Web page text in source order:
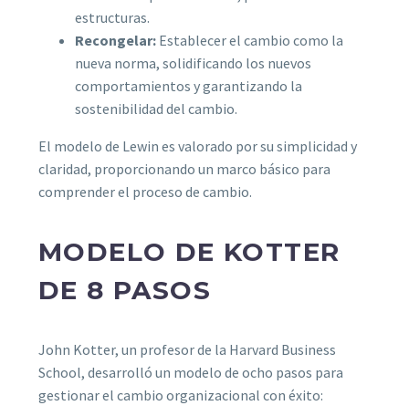
estructuras.
Recongelar: Establecer el cambio como la
nueva norma, solidificando los nuevos
comportamientos y garantizando la
sostenibilidad del cambio.
El modelo de Lewin es valorado por su simplicidad y
claridad, proporcionando un marco básico para
comprender el proceso de cambio.
MODELO DE KOTTER
DE 8 PASOS
John Kotter, un profesor de la Harvard Business
School, desarrolló un modelo de ocho pasos para
gestionar el cambio organizacional con éxito: